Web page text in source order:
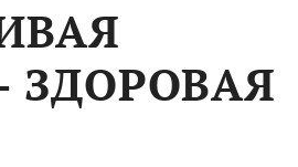
ЗДОРОВАЯ